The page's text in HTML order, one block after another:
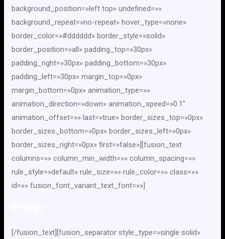
background_position=»left top» undefined=»»
background_repeat=»no-repeat» hover_type=»none»
border_color=»#dddddd» border_style=»solid»
border_position=»all» padding_top=»30px»
padding_right=»30px» padding_bottom=»30px»
padding_left=»30px» margin_top=»0px»
margin_bottom=»0px» animation_type=»»
animation_direction=»down» animation_speed=»0.1″
animation_offset=»» last=»true» border_sizes_top=»0px»
border_sizes_bottom=»0px» border_sizes_left=»0px»
border_sizes_right=»0px» first=»false»][fusion_text
columns=»» column_min_width=»» column_spacing=»»
rule_style=»default» rule_size=»» rule_color=»» class=»»
id=»» fusion_font_variant_text_font=»»]
[/fusion_text][fusion_separator style_type=»single solid»